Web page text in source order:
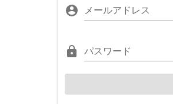
メールアドレス
パスワード